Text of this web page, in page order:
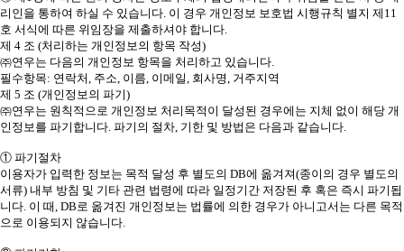
리인을 통하여 하실 수 있습니다. 이 경우 개인정보 보호법 시행규칙 별지 제11
호 서식에 따른 위임장을 제출하셔야 합니다.
제 4 조 (처리하는 개인정보의 항목 작성)
㈜연우는 다음의 개인정보 항목을 처리하고 있습니다.
필수항목: 연락처, 주소, 이름, 이메일, 회사명, 거주지역
제 5 조 (개인정보의 파기)
㈜연우는 원칙적으로 개인정보 처리목적이 달성된 경우에는 지체 없이 해당 개
인정보를 파기합니다. 파기의 절차, 기한 및 방법은 다음과 같습니다.
① 파기절차
이용자가 입력한 정보는 목적 달성 후 별도의 DB에 옮겨져(종이의 경우 별도의
서류) 내부 방침 및 기타 관련 법령에 따라 일정기간 저장된 후 혹은 즉시 파기됩
니다. 이 때, DB로 옮겨진 개인정보는 법률에 의한 경우가 아니고서는 다른 목적
으로 이용되지 않습니다.